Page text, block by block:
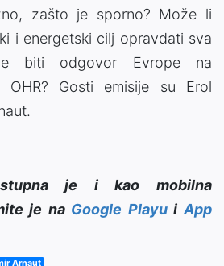
zašto je sporno? Može li
i energetski cilj opravdati sva
biti odgovor Evrope na
OHR? Gosti emisije su Erol
je i kao mobilna
je na Google PlayuiApp
Arnaut